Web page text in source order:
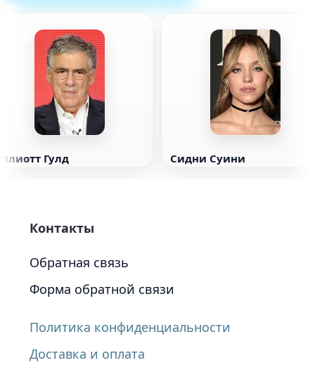
Гулд Сидни Суини
Контакты
Обратная связь
Форма обратной связи
Политика конфиденциальности
Доставка и оплата